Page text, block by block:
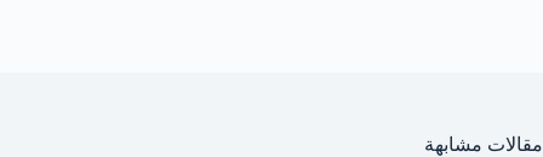
مقالات مشابهة